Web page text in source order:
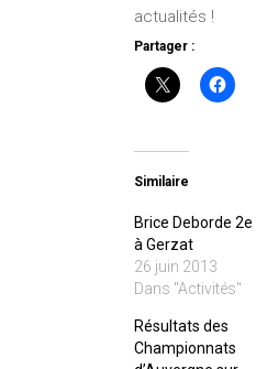
actualités !
Partager :
Similaire
Brice Deborde 2e
à Gerzat
26 juin 2013
Dans "Activités"
Résultats des
Championnats